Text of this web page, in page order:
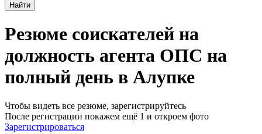
Найти
Резюме соискателей на
должность агента ОПС на
полный день в Алупке
Чтобы видеть все резюме, зарегистрируйтесь
После регистрации покажем ещё 1 и откроем фото
Зарегистрироваться